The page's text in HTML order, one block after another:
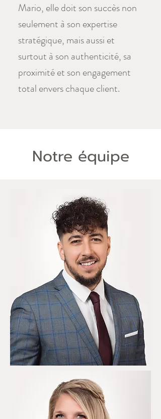
Mario, elle doit son succès non
seulement à son expertise
stratégique, mais aussi et
surtout à son authenticité, sa
proximité et son engagement
total envers chaque client.
Notre équipe